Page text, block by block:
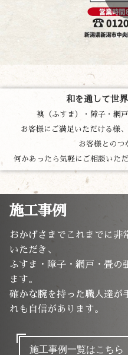
和を通して世
襖（ふすま）・障子・網
お客様にご満足いただける様
お客様とのつ
何かあったら気軽にご相談いた
施工事例
おかげさまでこれまでに非
いただき、
ふすま・障子・網戸・畳の
ます。
確かな腕を持った職人達が
れも自信があります。
施工事例一覧はこちら